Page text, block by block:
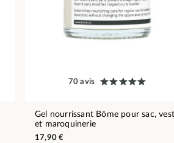
70 avis
Gel nourrissant Bōme pour sac,
et maroquinerie
17,90 €